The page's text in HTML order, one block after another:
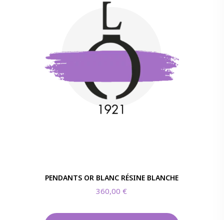
PENDANTS OR BLANC RÉSINE BLANCHE
360,00€